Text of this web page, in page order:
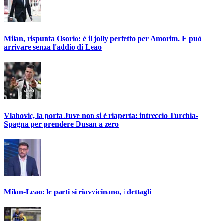
Milan, rispunta Osorio: è il jolly perfetto per Amorim. E può
arrivare senza l'addio di Leao
Vlahovic, la porta Juve non si è riaperta: intreccio Turchia-
Spagna per prendere Dusan a zero
Milan-Leao: le parti si riavvicinano, i dettagli